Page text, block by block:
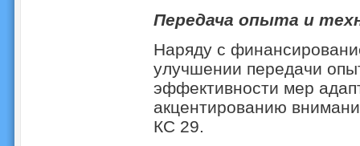
Передача опыта и
Наряду с
улучшении передачи
эффективности мер
акцентированию
КС 29.